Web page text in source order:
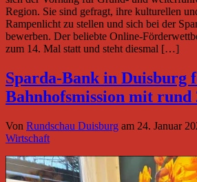
Region. Sie sind gefragt, ihre kulturellen
Rampenlicht zu stellen und sich bei der
bewerben. Der beliebte Online-
zum 14. Mal statt und steht diesmal […]
Sparda-Bank in Duisburg
Bahnhofsmission mit rund
Von Rundschau Duisburg am 24. Januar
Wirtschaft